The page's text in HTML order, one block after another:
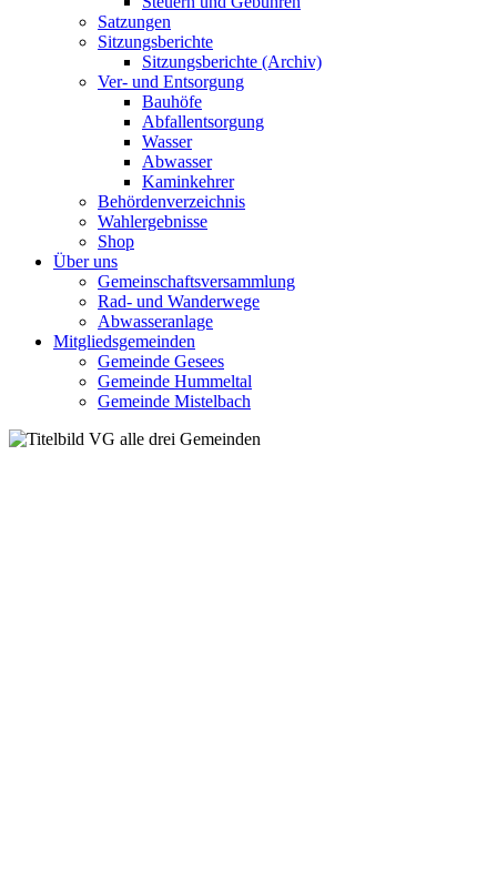
Satzungen
Sitzungsberichte
Sitzungsberichte (Archiv)
Ver- und Entsorgung
Bauhöfe
Abfallentsorgung
Wasser
Abwasser
Kaminkehrer
Behördenverzeichnis
Wahlergebnisse
Shop
Über uns
Gemeinschaftsversammlung
Rad- und Wanderwege
Abwasseranlage
Mitgliedsgemeinden
Gemeinde Gesees
Gemeinde Hummeltal
Gemeinde Mistelbach